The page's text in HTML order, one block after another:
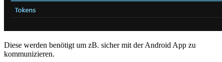
Diese werden benötigt um zB. sicher mit der Android App zu
kommunizieren.